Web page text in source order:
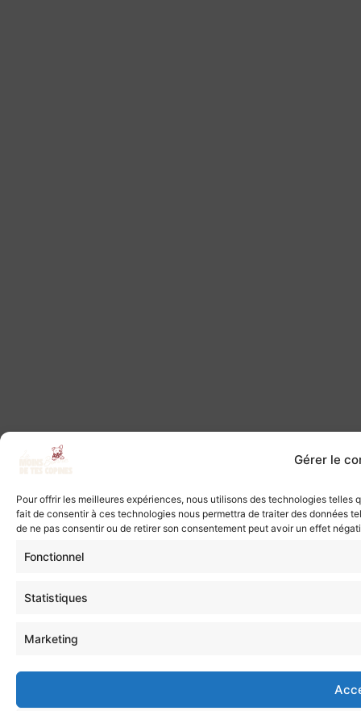
Gérer le
Pour offrir les meilleures expériences, nous utilisons des technologies
fait de consentir à ces technologies nous permettra de traiter des données
de ne pas consentir ou de retirer son consentement peut avoir un effet
Fonctionnel
Statistiques
Marketing